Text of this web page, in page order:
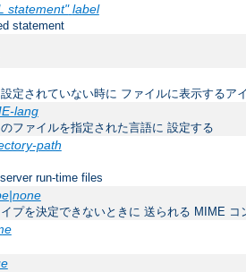
statement" label
statement
定されていない時に ファイルに表示するア
lang
ファイルを指定された言語に 設定する
path
run-time files
プを決定できないときに 送られる MIME コ